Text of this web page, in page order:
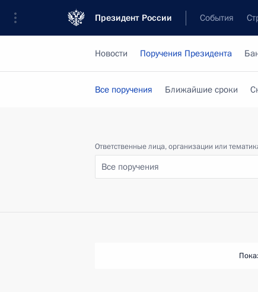
Президент России События
Новости Поручения Президента
Все поручения Ближайшие сроки
Ответственные лица, организации или
Все поручения